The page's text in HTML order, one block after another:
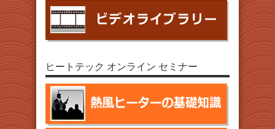
ヒートテック オンライン セミナー